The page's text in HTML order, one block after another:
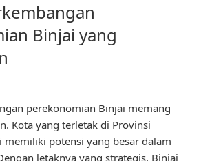
Binjai yang
perekonomian Binjai memang
Kota yang terletak di Provinsi
memiliki potensi yang besar dalam
letaknya yang strategis, Binjai